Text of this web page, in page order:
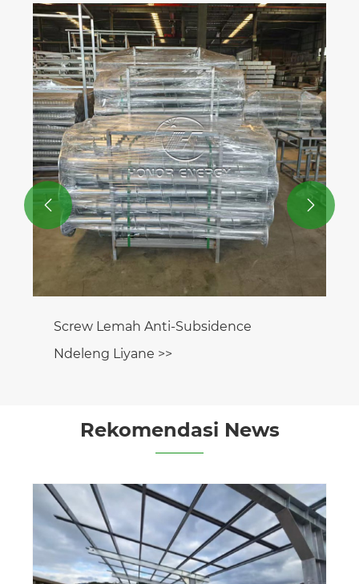
Gunung Aluminium Lemah
Aluminium Solar
Ndeleng Liyane >>
 
Rekomendasi News
Gunung Solar kanggo Proyek PV Tropis
Malaysia
Ndeleng Liyane >>